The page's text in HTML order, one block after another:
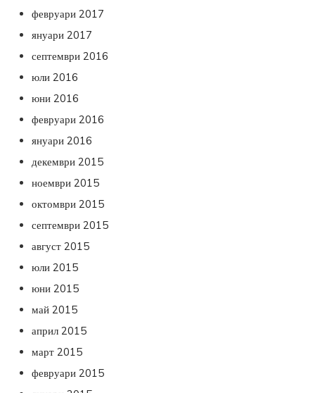
февруари 2017
януари 2017
септември 2016
юли 2016
юни 2016
февруари 2016
януари 2016
декември 2015
ноември 2015
октомври 2015
септември 2015
август 2015
юли 2015
юни 2015
май 2015
април 2015
март 2015
февруари 2015